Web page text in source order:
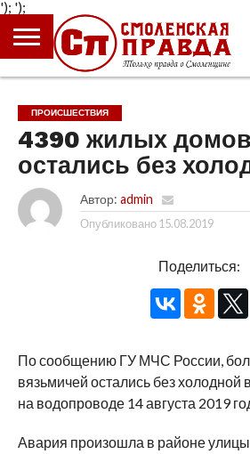
');
ГЛАВНАЯ
НОВОСТИ
ПРОИСШЕСТВИЯ
ПОЛИТИКА
КУЛЬТУРА
ЭКОНОМИКА
ОБЩЕСТВО
БЛОГИ
ПРОИСШЕСТВИЯ
4390 жилых
остались без
Автор: admin
Опубликовано 15.08.2019
Поделиться:
По сообщению ГУ МЧС России,
вязьмичей остались без холодной
на водопроводе 14 августа 2019
Авария произошла в районе
');